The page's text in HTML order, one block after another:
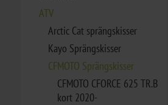
ATV
Arctic Cat sprängskisser
Kayo Sprängskisser
CFMOTO Sprängskisser
CFMOTO CFORCE 625 TR.B
kort 2020-